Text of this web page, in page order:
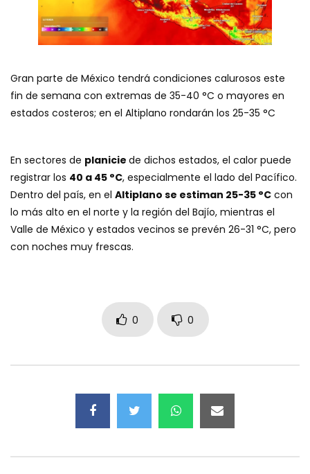
Gran parte de México tendrá condiciones calurosos este
fin de semana con extremas de 35-40 °C o mayores en
estados costeros; en el Altiplano rondarán los 25-35 °C
En sectores de planicie de dichos estados, el calor puede
registrar los 40 a 45 °C, especialmente el lado del Pacífico.
Dentro del país, en el Altiplano se estiman 25-35 °C con
lo más alto en el norte y la región del Bajío, mientras el
Valle de México y estados vecinos se prevén 26-31 °C, pero
con noches muy frescas.
0 0